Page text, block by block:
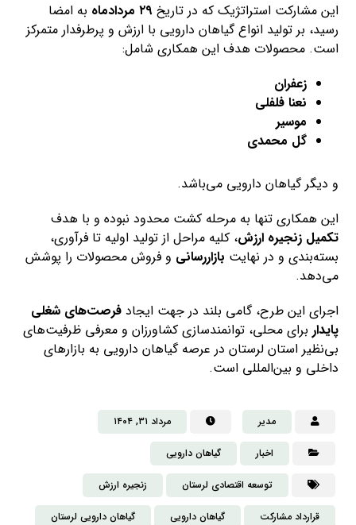
این مشارکت استراتژیک که در تاریخ۲۹ مردادماه
به امضا
رسید، بر تولید انواع گیاهان دارویی با ارزش و پرطرفدار متمرکز
است. محصولات هدف این همکاری شامل:
زعفران
نعنا فلفلی
موسیر
گل محمدی
و دیگر گیاهان دارویی می‌باشد.
این همکاری تنها به مرحله کشت محدود نبوده و با هدف
تکمیل زنجیره ارزش، کلیه مراحل از تولید اولیه تا فرآوری،
بسته‌بندی و در نهایت بازاررسانی و فروش محصولات را پوشش
می‌دهد.
اجرای این طرح، گامی بلند در جهت ایجادفرصت‌های شغلی
پایدار برای محلی، توانمندسازی کشاورزان و معرفی ظرفیت‌های
بی‌نظیر استان لرستان در عرصه گیاهان دارویی به بازارهای
داخلی و بین‌المللی است.
مدیر مرداد ۳۱, ۱۴۰۴
اخبار گیاهان دارویی
توسعه اقتصادی لرستان زنجیره ارزش
قرارداد مشارکت گیاهان دارویی گیاهان دارویی لرستان